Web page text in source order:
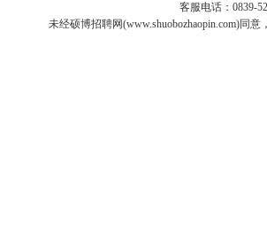
客服电话：0839-
未经硕博招聘网(www.shuobozhaopin.com)同